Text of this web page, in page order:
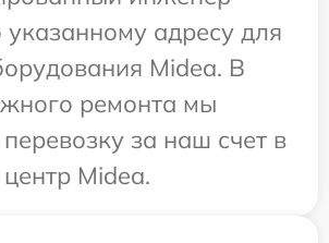
указанному адресу для
Midea. В
ремонта мы
за наш счет в
Midea.